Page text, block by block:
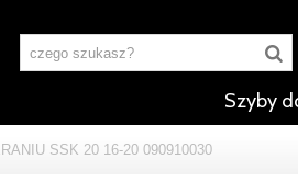
Szyby
SSK 20 16-20 090910030